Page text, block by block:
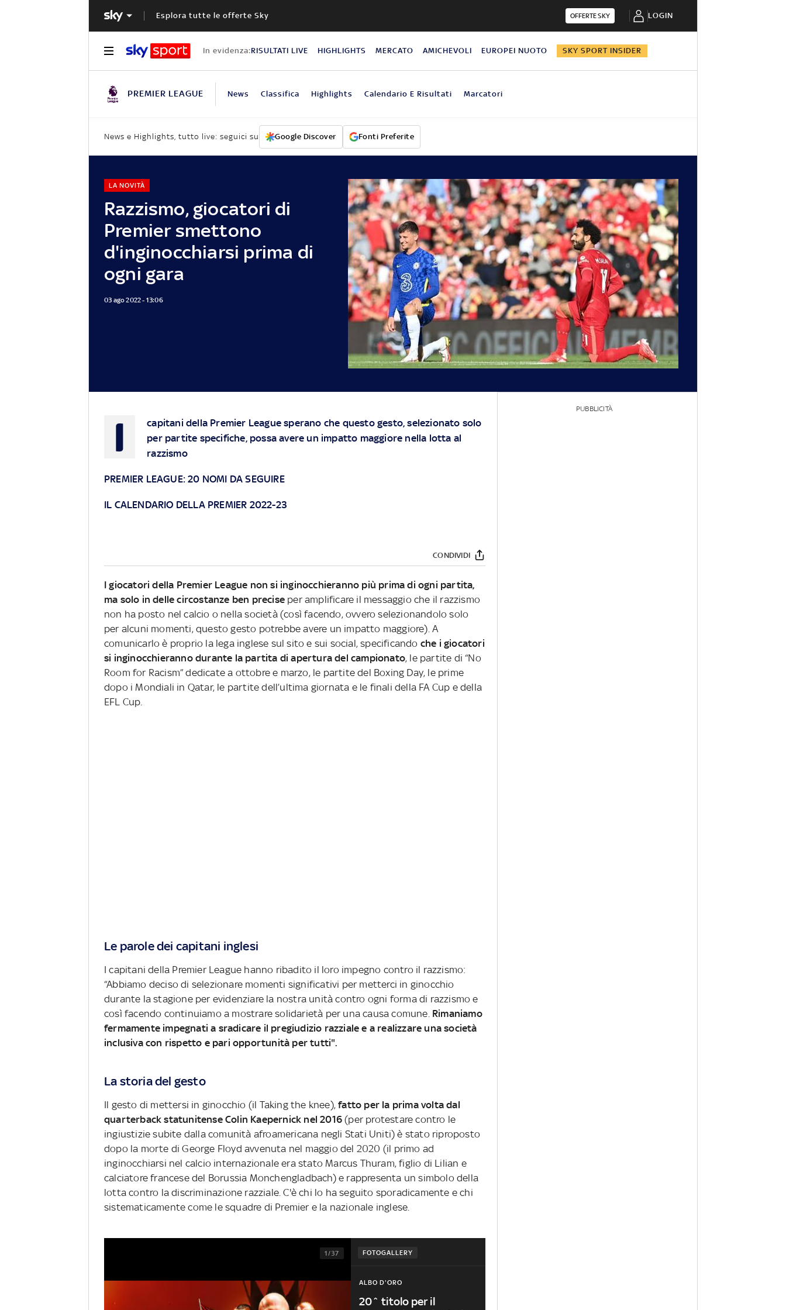
Esplora tutte le offerte Sky OFFERTE SKY LOGIN
In evidenza:RISULTATI LIVE HIGHLIGHTS MERCATO AMICHEVOLI EUROPEI NUOTO SKY SPORT INSIDER
PREMIER LEAGUE News Classifica Highlights Calendario E Risultati Marcatori
News e Highlights, tutto live: seguici su Google Discover Fonti Preferite
Razzismo, giocatori di
Premier smettono
d'inginocchiarsi prima di
ogni gara
LA NOVITÀ
03 ago 2022 - 13:06
I
capitani della Premier League sperano che questo gesto, selezionato solo
per partite specifiche, possa avere un impatto maggiore nella lotta al
razzismo
PREMIER LEAGUE: 20 NOMI DA SEGUIRE
IL CALENDARIO DELLA PREMIER 2022-23
CONDIVIDI
I giocatori della Premier League non si inginocchieranno più prima di ogni partita,
ma solo in delle circostanze ben precise per amplificare il messaggio che il razzismo
non ha posto nel calcio o nella società (così facendo, ovvero selezionandolo solo
per alcuni momenti, questo gesto potrebbe avere un impatto maggiore). A
comunicarlo è proprio la lega inglese sul sito e sui social, specificando che i giocatori
si inginocchieranno durante la partita di apertura del campionato, le partite di “No
Room for Racism” dedicate a ottobre e marzo, le partite del Boxing Day, le prime
dopo i Mondiali in Qatar, le partite dell’ultima giornata e le finali della FA Cup e della
EFL Cup.
Le parole dei capitani inglesi
I capitani della Premier League hanno ribadito il loro impegno contro il razzismo:
“Abbiamo deciso di selezionare momenti significativi per metterci in ginocchio
durante la stagione per evidenziare la nostra unità contro ogni forma di razzismo e
così facendo continuiamo a mostrare solidarietà per una causa comune. Rimaniamo
fermamente impegnati a sradicare il pregiudizio razziale e a realizzare una società
inclusiva con rispetto e pari opportunità per tutti".
La storia del gesto
Il gesto di mettersi in ginocchio (il Taking the knee),fatto per la prima volta dal
quarterback statunitense Colin Kaepernick nel 2016(per protestare contro le
ingiustizie subite dalla comunità afroamericana negli Stati Uniti) è stato riproposto
dopo la morte di George Floyd avvenuta nel maggio del 2020 (il primo ad
inginocchiarsi nel calcio internazionale era stato Marcus Thuram, figlio di Lilian e
calciatore francese del Borussia Monchengladbach) e rappresenta un simbolo della
lotta contro la discriminazione razziale. C'è chi lo ha seguito sporadicamente e chi
sistematicamente come le squadre di Premier e la nazionale inglese.
FOTOGALLERY
1/37
ALBO D'ORO
20^ titolo per il
PUBBLICITÀ